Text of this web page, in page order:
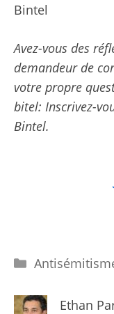
Bintel
Avez-vous des
demandeur de
votre propre
bitel: Inscrivez-
Bintel.
Catégories
Ethan